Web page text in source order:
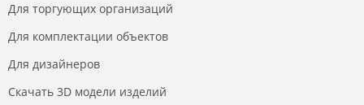
Для торгующих организаций
Для комплектации объектов
Для дизайнеров
Скачать 3D модели изделий